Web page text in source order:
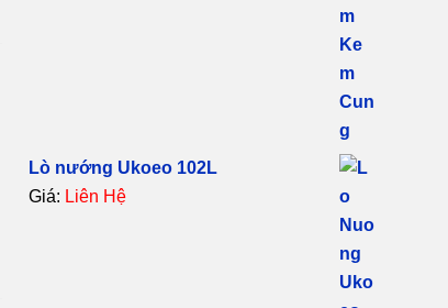
Lò nướng Ukoeo 102L
Giá: Liên Hệ